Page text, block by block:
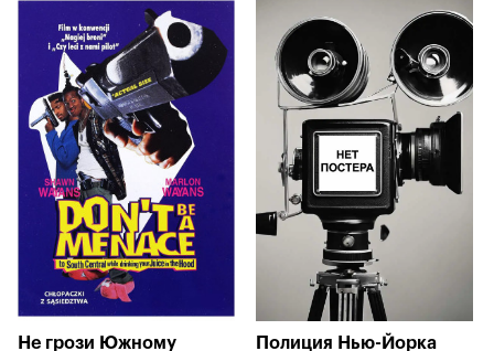
Не грози Южному
Полиция Нью-Йорка